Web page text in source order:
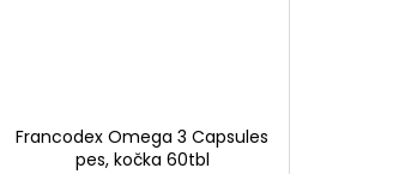
Francodex Omega 3 Capsules
pes, kočka 60tbl